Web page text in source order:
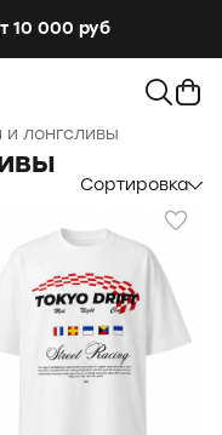
10 000 руб
и лонгсливы
Сортировка